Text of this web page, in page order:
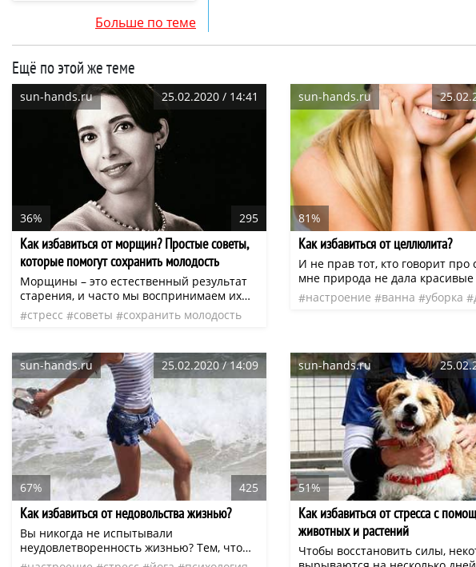
Больше по теме
Ещё по этой же теме
sun-hands.ru 25.02.2020 / 14:41
36% 295
Как избавиться от морщин? Простые советы,
которые помогут сохранить молодость
надолго
Морщины – это естественный результат
старения, и часто мы воспринимаем их
как неизбежность. При этом мы редко
задумываемся о том, что их
достижением определенного возраста, но
и с неправильным образом жизни, а
также некачественным уходом за лицом.
стресс советы сохранить молодость
sun-hands.ru
81%
Как избавиться от целлюлита?
И не прав тот, кто говорит про
мне природа не дала
предназначено быть толстой,
приходится мириться».
вот как ей распоряжаться, он
этот счет не дает. И кому как
делать эту жизнь счастливой и
настроение ванна уборка
sun-hands.ru 25.02.2020 / 14:09
67% 425
Как избавиться от недовольства жизнью?
Вы никогда не испытывали
неудовлетворенность жизнью? Тем, что
запланировали одно, а получилось совсем
sun-hands.ru
51%
Как избавиться от стресса с
животных и растений
Чтобы восстановить силы,